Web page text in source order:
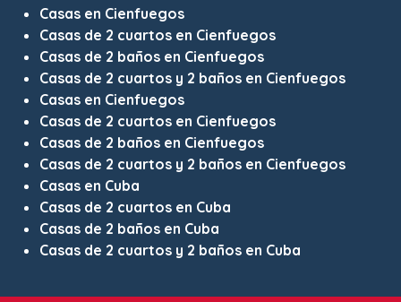
Casas en Cienfuegos
Casas de 2 cuartos en Cienfuegos
Casas de 2 baños en Cienfuegos
Casas de 2 cuartos y 2 baños en Cienfuegos
Casas en Cienfuegos
Casas de 2 cuartos en Cienfuegos
Casas de 2 baños en Cienfuegos
Casas de 2 cuartos y 2 baños en Cienfuegos
Casas en Cuba
Casas de 2 cuartos en Cuba
Casas de 2 baños en Cuba
Casas de 2 cuartos y 2 baños en Cuba